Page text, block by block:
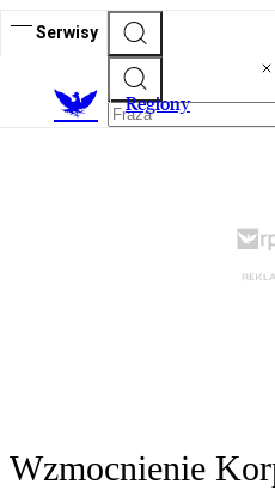
Serwisy
Regiony
Wzmocnienie